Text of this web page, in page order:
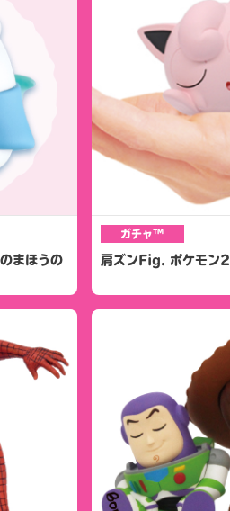
まほうの
ガチャ™
肩ズンFig. ポケモン2